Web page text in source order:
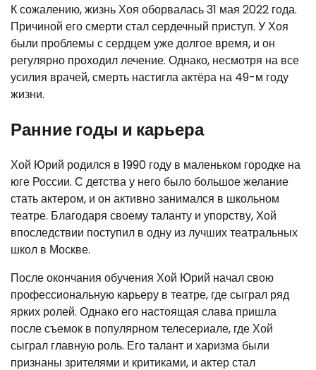
К сожалению, жизнь Хоя оборвалась 31 мая 2022 года.
Причиной его смерти стал сердечный приступ. У Хоя
были проблемы с сердцем уже долгое время, и он
регулярно проходил лечение. Однако, несмотря на все
усилия врачей, смерть настигла актёра на 49-м году
жизни.
Ранние годы и карьера
Хой Юрий родился в 1990 году в маленьком городке на
юге России. С детства у него было большое желание
стать актером, и он активно занимался в школьном
театре. Благодаря своему таланту и упорству, Хой
впоследствии поступил в одну из лучших театральных
школ в Москве.
После окончания обучения Хой Юрий начал свою
профессиональную карьеру в театре, где сыграл ряд
ярких ролей. Однако его настоящая слава пришла
после съемок в популярном телесериале, где Хой
сыграл главную роль. Его талант и харизма были
признаны зрителями и критиками, и актер стал